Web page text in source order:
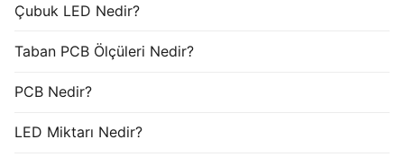
Çubuk LED Nedir?
Taban PCB Ölçüleri Nedir?
PCB Nedir?
LED Miktarı Nedir?